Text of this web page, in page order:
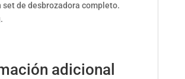
set de desbrozadora completo.
adicional